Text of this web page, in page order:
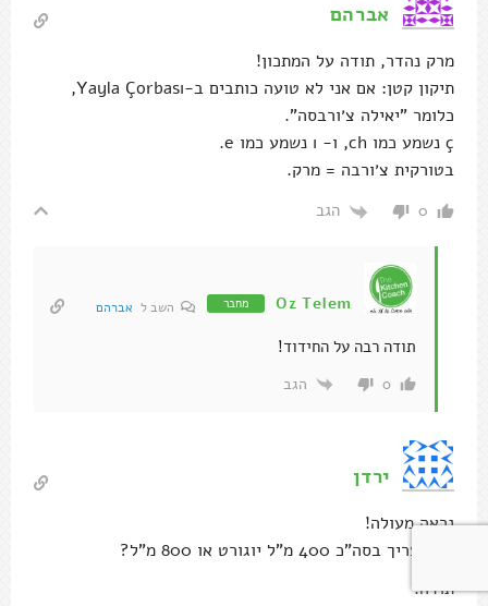
אברהם
מרק נהדר, תודה על המתכון!
תיקון קטן: אם אני לא טועה כותבים ב-Yayla Çorbası,
כלומר "יאילה צ׳ורבסה".
ç נשמע כמו ch, ו- ı נשמע כמו e.
בטורקית צ׳ורבה = מרק.
0 הגב
Oz Telem מחבר השב ל אברהם
תודה רבה על החידוד!
0 הגב
ירדן
נראה מעולה!
האם צריך בסה"כ 400 מ"ל יוגורט או 800 מ"ל?
תודה!